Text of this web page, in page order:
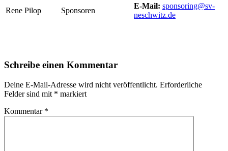
Rene Pilop
Sponsoren
E-Mail: sponsoring@sv-
neschwitz.de
Schreibe einen Kommentar
Deine E-Mail-Adresse wird nicht veröffentlicht. Erforderliche
Felder sind mit * markiert
Kommentar *